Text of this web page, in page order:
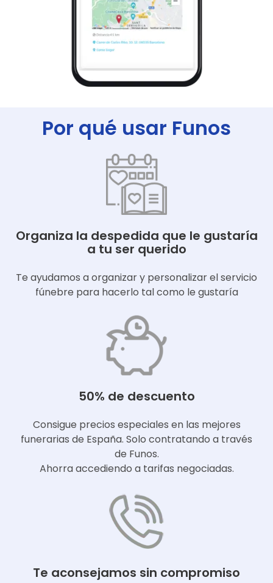
Por qué usar Funos
Organiza la despedida que le gustaría
a tu ser querido
Te ayudamos a organizar y personalizar el servicio
fúnebre para hacerlo tal como le gustaría
50% de descuento
Consigue precios especiales en las mejores
funerarias de España. Solo contratando a través
de Funos.
Ahorra accediendo a tarifas negociadas.
Te aconsejamos sin compromiso